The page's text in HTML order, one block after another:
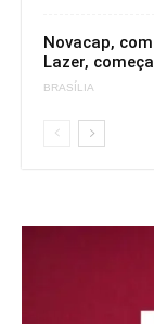
Novacap,
Lazer,
BRASÍLIA